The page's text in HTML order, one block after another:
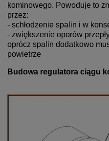
kominowego. Powoduje to
przez:
- schłodzenie spalin i w
- zwiększenie oporów
oprócz spalin dodatkowo
powietrze
Budowa regulatora ciągu